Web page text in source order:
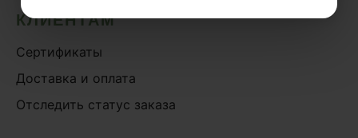
КЛИЕНТАМ
Сертификаты
Доставка и оплата
Отследить статус заказа